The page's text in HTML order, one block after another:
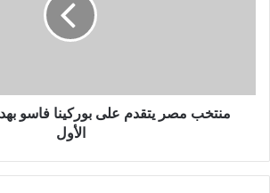
منتخب مصر يتقدم على بوركينا فاسو
الأول